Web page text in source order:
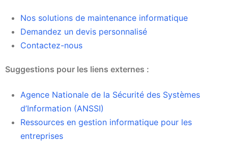
Nos solutions de maintenance informatique
Demandez un devis personnalisé
Contactez-nous
Suggestions pour les liens externes :
Agence Nationale de la Sécurité des Systèmes
d’Information (ANSSI)
Ressources en gestion informatique pour les
entreprises